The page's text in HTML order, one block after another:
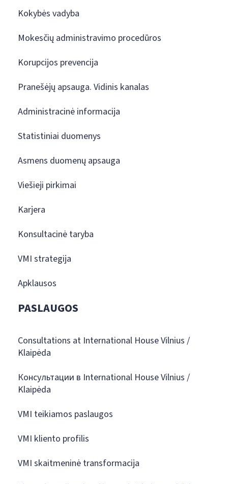
Kokybės vadyba
Mokesčių administravimo procedūros
Korupcijos prevencija
Pranešėjų apsauga. Vidinis kanalas
Administracinė informacija
Statistiniai duomenys
Asmens duomenų apsauga
Viešieji pirkimai
Karjera
Konsultacinė taryba
VMI strategija
Apklausos
PASLAUGOS
Consultations at International House Vilnius /
Klaipėda
Консультации в International House Vilnius /
Klaipėda
VMI teikiamos paslaugos
VMI kliento profilis
VMI skaitmeninė transformacija